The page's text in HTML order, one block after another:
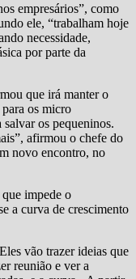
empresários”, como
ele, “trabalham hoje
necessidade,
por parte da
que irá manter o
os micro
os pequeninos.
afirmou o chefe do
novo encontro, no
impede o
a curva de crescimento
vão trazer ideias que
reunião e ver a